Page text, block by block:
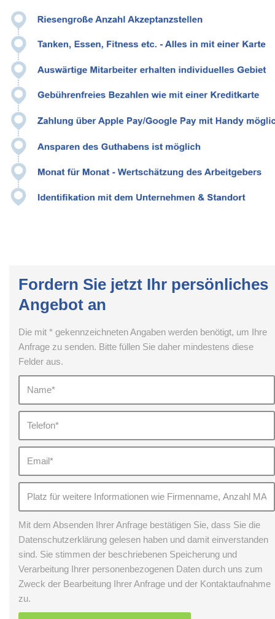
Fordern Sie jetzt Ihr persönliches
Angebot an
Die mit * gekennzeichneten Angaben werden benötigt, um Ihre
Anfrage zu senden. Bitte füllen Sie daher mindestens diese
Felder aus.
Mit dem Absenden Ihrer Anfrage bestätigen Sie, dass Sie die
Datenschutzerklärung gelesen haben und damit einverstanden
sind. Sie stimmen der beschriebenen Speicherung und
Verarbeitung Ihrer personenbezogenen Daten durch uns zum
Zweck der Bearbeitung Ihrer Anfrage und der Kontaktaufnahme
zu.